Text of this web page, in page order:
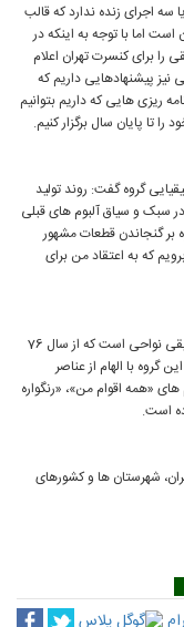
سه اجرای زنده ندارد که قالب
اما با توجه به اینکه در
را برای کنسرت تهران اعلام
پیشنهادهایی داریم که
ریزی هایی که داریم بتوانیم
تا پایان سال برگزار کنیم.
گروه گفت: روند تولید
سبک و سیاق آلبوم های قبلی
بر گنجاندن قطعات مشهور
که به اعتقاد من برای
گروه موسیقی رستاک از جمله گروه‌های فعال در حوزه موسیقی نواحی است که از سال 76
گروه با الهام از عناصر
«همه اقوام من»، «رنگواره
است.
شهرستان ها و کشورهای